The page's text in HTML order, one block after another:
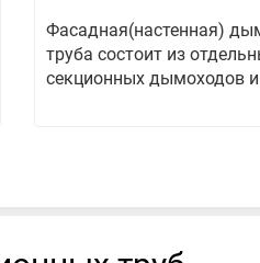
Фасадная(настенная)
труба состоит из
секционных дымоходов